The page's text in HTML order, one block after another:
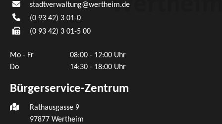
stadtverwaltung@wertheim.de
(0 93 42) 3 01-0
(0 93 42) 3 01-5 00
Mo - Fr
08:00 - 12:00 Uhr
Do
14:30 - 18:00 Uhr
Bürgerservice-Zentrum
Rathausgasse 9
97877 Wertheim